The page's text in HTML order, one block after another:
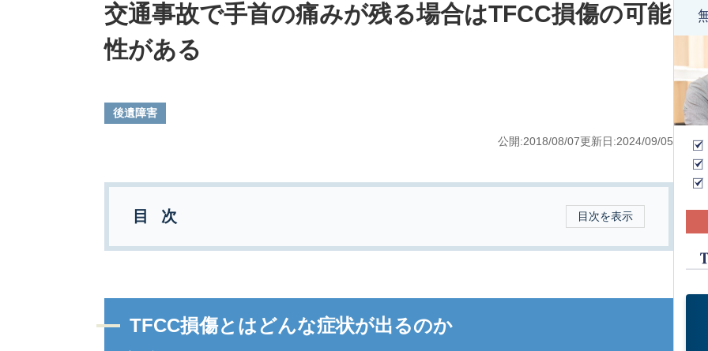
交通事故で手首の痛みが残る場合はTFCC損傷の可能
性がある
後遺障害
公開:2018/08/07更新日:2024/09/05
目次 目次を表示
TFCC損傷とはどんな症状が出るのか